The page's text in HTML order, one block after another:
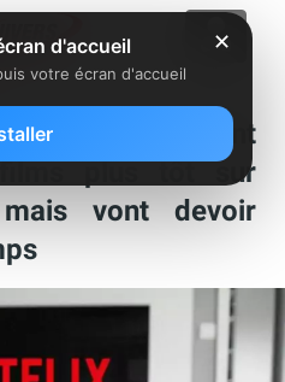
Video veulent
plus tôt sur
vont devoir
✕
d'accueil
votre écran d'accueil